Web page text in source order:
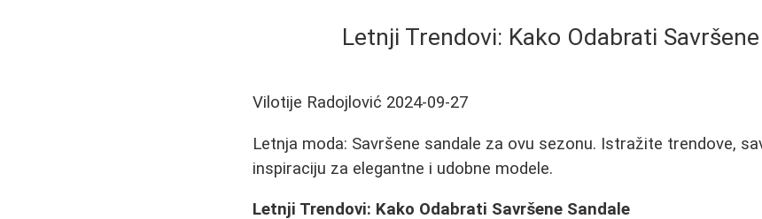
Letnji Trendovi: Kako Odabrati
Vilotije Radojlović 2024-09-27
Letnja moda: Savršene sandale za ovu sezonu. Istražite trendove,
inspiraciju za elegantne i udobne modele.
Letnji Trendovi: Kako Odabrati Savršene Sandale